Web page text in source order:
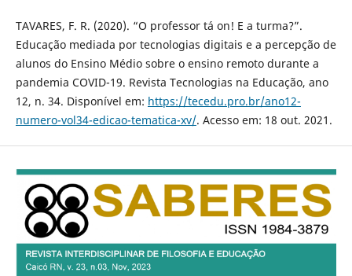
TAVARES, F. R. (2020). “O professor tá on! E a turma?”.
Educação mediada por tecnologias digitais e a percepção de
alunos do Ensino Médio sobre o ensino remoto durante a
pandemia COVID-19. Revista Tecnologias na Educação, ano
12, n. 34. Disponível em: https://tecedu.pro.br/ano12-
numero-vol34-edicao-tematica-xv/. Acesso em: 18 out. 2021.